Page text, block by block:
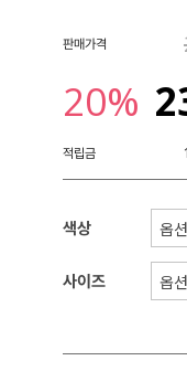
판매가격
20%
적립금
색상
사이즈